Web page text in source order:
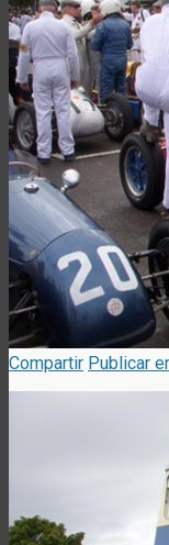
Compartir Publicar